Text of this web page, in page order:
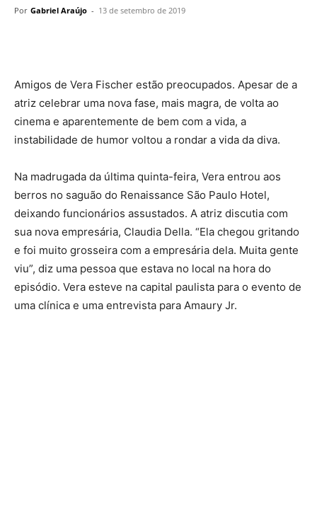
Por Gabriel Araújo - 13 de setembro de 2019
Amigos de Vera Fischer estão preocupados. Apesar de a
atriz celebrar uma nova fase, mais magra, de volta ao
cinema e aparentemente de bem com a vida, a
instabilidade de humor voltou a rondar a vida da diva.
Na madrugada da última quinta-feira, Vera entrou aos
berros no saguão do Renaissance São Paulo Hotel,
deixando funcionários assustados. A atriz discutia com
sua nova empresária, Claudia Della. “Ela chegou gritando
e foi muito grosseira com a empresária dela. Muita gente
viu”, diz uma pessoa que estava no local na hora do
episódio. Vera esteve na capital paulista para o evento de
uma clínica e uma entrevista para Amaury Jr.